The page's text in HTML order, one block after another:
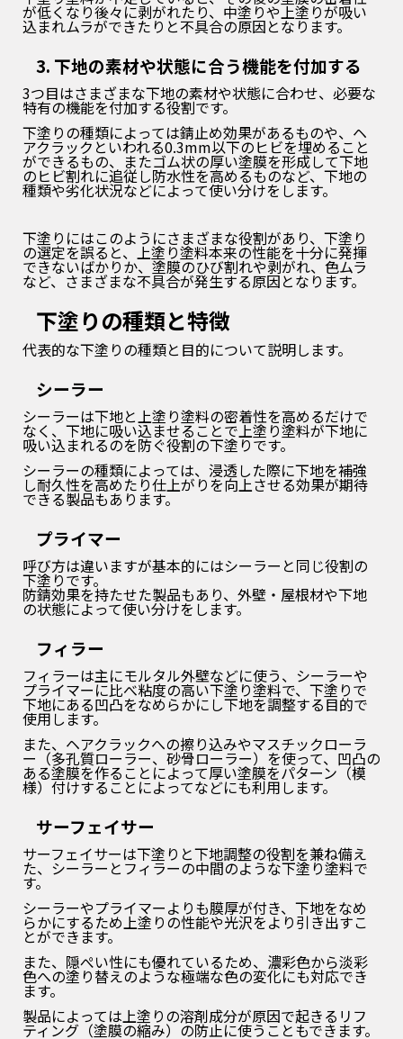
が低くなり後々に剥がれたり、中塗りや上塗りが吸い
込まれムラができたりと不具合の原因となります。
3. 下地の素材や状態に合う機能を付加する
3つ目はさまざまな下地の素材や状態に合わせ、必要な
特有の機能を付加する役割です。
下塗りの種類によっては錆止め効果があるものや、ヘ
アクラックといわれる0.3mm以下のヒビを埋めること
ができるもの、またゴム状の厚い塗膜を形成して下地
のヒビ割れに追従し防水性を高めるものなど、下地の
種類や劣化状況などによって使い分けをします。
下塗りにはこのようにさまざまな役割があり、下塗り
の選定を誤ると、上塗り塗料本来の性能を十分に発揮
できないばかりか、塗膜のひび割れや剥がれ、色ムラ
など、さまざまな不具合が発生する原因となります。
下塗りの種類と特徴
代表的な下塗りの種類と目的について説明します。
シーラー
シーラーは下地と上塗り塗料の密着性を高めるだけで
なく、下地に吸い込ませることで上塗り塗料が下地に
吸い込まれるのを防ぐ役割の下塗りです。
シーラーの種類によっては、浸透した際に下地を補強
し耐久性を高めたり仕上がりを向上させる効果が期待
できる製品もあります。
プライマー
呼び方は違いますが基本的にはシーラーと同じ役割の
下塗りです。
防錆効果を持たせた製品もあり、外壁・屋根材や下地
の状態によって使い分けをします。
フィラー
フィラーは主にモルタル外壁などに使う、シーラーや
プライマーに比べ粘度の高い下塗り塗料で、下塗りで
下地にある凹凸をなめらかにし下地を調整する目的で
使用します。
また、ヘアクラックへの擦り込みやマスチックローラ
ー（多孔質ローラー、砂骨ローラー）を使って、凹凸の
ある塗膜を作ることによって厚い塗膜をパターン（模
様）付けすることによってなどにも利用します。
サーフェイサー
サーフェイサーは下塗りと下地調整の役割を兼ね備え
た、シーラーとフィラーの中間のような下塗り塗料で
す。
シーラーやプライマーよりも膜厚が付き、下地をなめ
らかにするため上塗りの性能や光沢をより引き出すこ
とができます。
また、隠ぺい性にも優れているため、濃彩色から淡彩
色への塗り替えのような極端な色の変化にも対応でき
ます。
製品によっては上塗りの溶剤成分が原因で起きるリフ
ティング（塗膜の縮み）の防止に使うこともできます。